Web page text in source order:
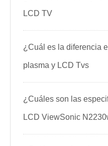
LCD TV
¿Cuál es la diferencia
plasma y LCD Tvs
¿Cuáles son las
LCD ViewSonic